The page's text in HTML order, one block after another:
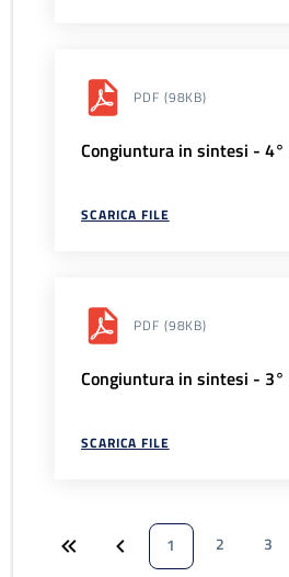
PDF (98KB)
Congiuntura in sintesi -
SCARICA FILE
PDF (98KB)
Congiuntura in sintesi -
SCARICA FILE
1 2 3